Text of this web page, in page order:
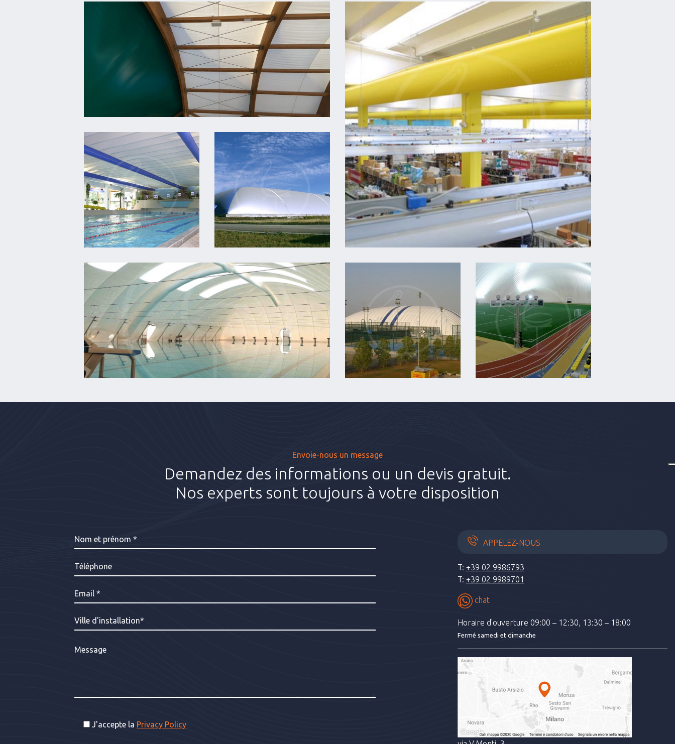
Envoie-nous un message
Demandez des informations ou un devis gratuit.
Nos experts sont toujours à votre disposition
J'accepte la Privacy Policy
APPELEZ-NOUS
T: +39 02 9986793
T: +39 02 9989701
chat
Horaire d'ouverture 09:00 – 12:30, 13:30 – 18:00
Fermé samedi et dimanche